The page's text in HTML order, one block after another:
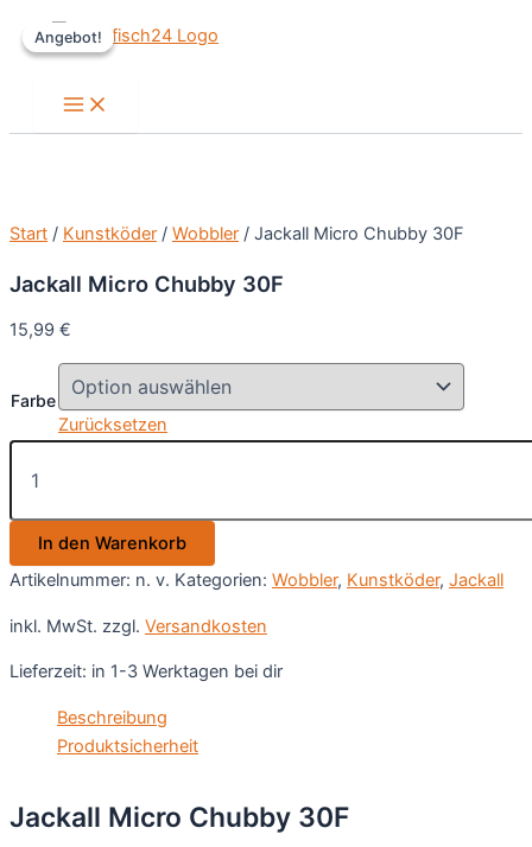
Inhalt
Main
Menu
Start / Kunstköder / Wobbler / Jackall Micro Chubby 30F
Jackall Micro Chubby 30F
15,99 €
Farbe
Zurücksetzen
Jackall
Micro
30F
MengeIn den Warenkorb
Artikelnummer: n. v. Kategorien: Wobbler, Kunstköder, Jackall
inkl. MwSt. zzgl. Versandkosten
Lieferzeit: in 1-3 Werktagen bei dir
Beschreibung
Produktsicherheit
Jackall Micro Chubby 30F
Angebot!
Angebot!